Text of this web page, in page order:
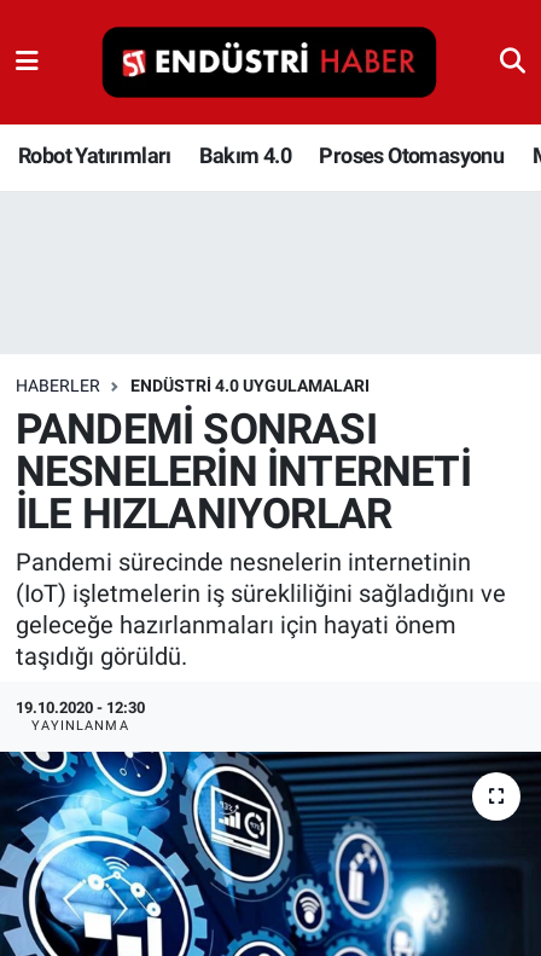
Robot Yatırımları Bakım 4.0 Proses Otomasyonu
HABERLER ENDÜSTRI 4.0 UYGULAMALARI
PANDEMİ SONRASI
NESNELERİN İNTERNETİ
İLE HIZLANIYORLAR
Pandemi sürecinde nesnelerin internetinin
(IoT) işletmelerin iş sürekliliğini sağladığını ve
geleceğe hazırlanmaları için hayati önem
taşıdığı görüldü.
19.10.2020 - 12:30
YAYINLANMA
Robot Yatırımları
Bakım 4.0
Depolama Çözümleri
İnşaat ve Malzeme
HaberOrtak
EndüstriST
Enerjisini Üreten Fabrikalar
Endüstri 4.0 Uygulamaları
Ağır Sanayi Çözümleri